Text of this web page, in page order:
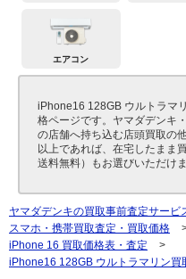
エアコン
iPhone16 128GB ウルトラマ
格ページです。ヤマダデンキ
の店舗へ持ち込む店頭買取の
以上であれば、在宅したまま
送料無料）もお選びいただけま
ヤマダデンキの買取事前査定サービ
スマホ・携帯買取査定・買取価格
iPhone 16 買取価格表・査定
>
iPhone16 128GB ウルトラマリン買